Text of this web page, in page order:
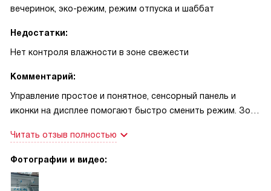
вечеринок, эко-режим, режим отпуска и шаббат
Недостатки:
Нет контроля влажности в зоне свежести
Комментарий:
Управление простое и понятное, сенсорный панель и
иконки на дисплее помогают быстро сменить режим. Зона
рыбы, никуда не съезжает при выдвижении. Единственное,
что огорчает — ручная разморозка
Читать отзыв полностью
Фотографии и видео: